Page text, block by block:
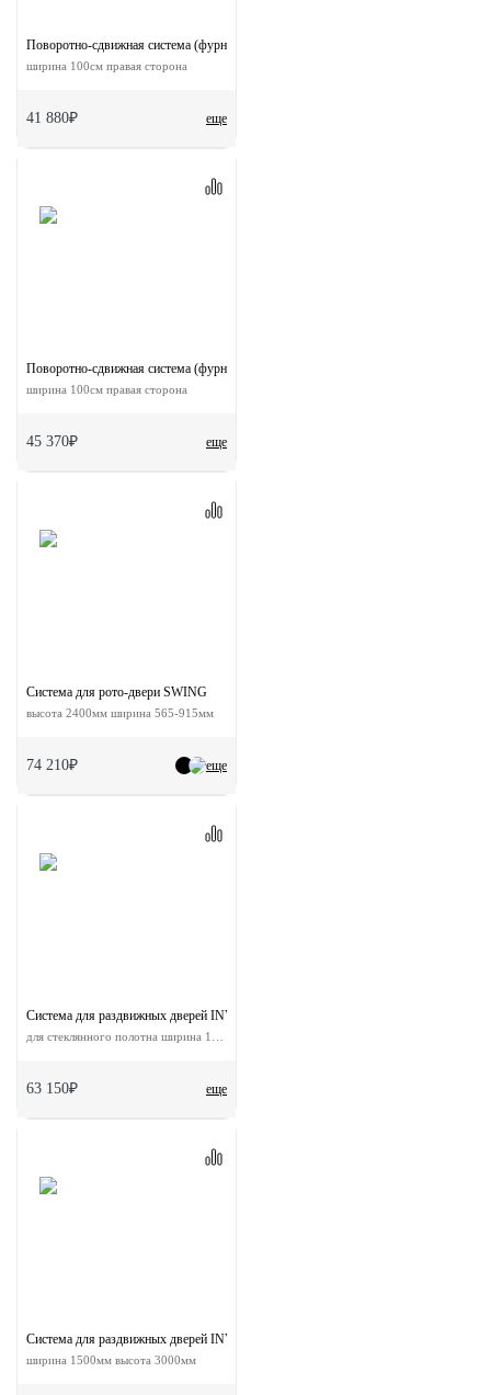
еще
Поворотно-сдвижная система (фурнитура) для дверей 180-TWICE RIGHT 100
ширина 100см правая сторона
41 880₽
еще
Поворотно-сдвижная система (фурнитура) для дверей 90-TWICE RIGHT 100
ширина 100см правая сторона
45 370₽
еще
Система для рото-двери SWING
высота 2400мм ширина 565-915мм
74 210₽
еще
Система для раздвижных дверей INVISIBLE-2 GLASS 1800/12
63 150₽
Система для раздвижных дверей INVISIBLE-2 FRAME 1500/3000 AS
ширина 1500мм высота 3000мм